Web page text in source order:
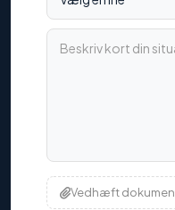
Beskriv kort din
Vedhæft